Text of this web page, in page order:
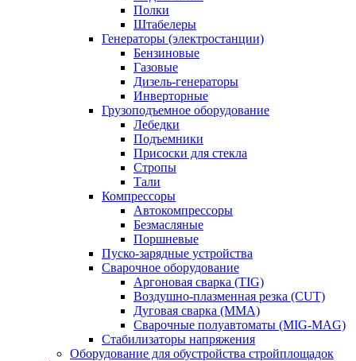
Полки
Штабелеры
Генераторы (электростанции)
Бензиновые
Газовые
Дизель-генераторы
Инверторные
Грузоподъемное оборудование
Лебедки
Подъемники
Присоски для стекла
Стропы
Тали
Компрессоры
Автокомпрессоры
Безмасляные
Поршневые
Пуско-зарядные устройства
Сварочное оборудование
Аргоновая сварка (TIG)
Воздушно-плазменная резка (CUT)
Дуговая сварка (ММА)
Сварочные полуавтоматы (MIG-MAG)
Стабилизаторы напряжения
Оборудование для обустройства стройплощадок